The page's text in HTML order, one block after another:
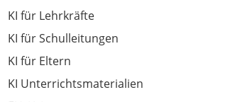
KI für Lehrkräfte
KI für Schulleitungen
KI für Eltern
KI Unterrichtsmaterialien